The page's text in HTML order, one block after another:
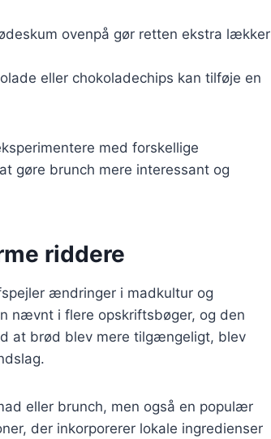
ovenpå gør retten ekstra lækker
eller chokoladechips kan tilføje en
med forskellige
gøre brunch mere interessant og
riddere
ændringer i madkultur og
nævnt i flere opskriftsbøger, og den
at brød blev mere tilgængeligt, blev
eller brunch, men også en populær
der inkorporerer lokale ingredienser